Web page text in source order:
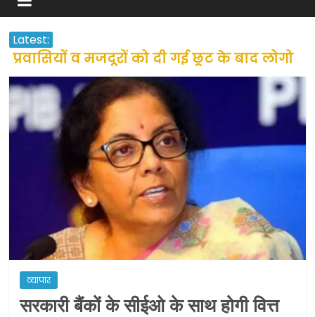
Latest:
प्रवासियों व मजदूरों को दी गई छूट के बाद लोगो
ने कराया पंजीयन: राजस्थान सरकार
शराब और पान की दुकानों को ग्रीन जोन में
खोलने की मिली इजाजत: गृह मंत्रालय
दो हफ्ते के लिए बढ़ाया लॉकडाउन: गृह मंत्रालय
झारखंड के लिए कोटा से रवाना होंगी विशेष ट्रेनें:
सीएम हेमंत सोरेन
उत्तराखंड के अन्य राज्यों में फंसे लोगों की जल्द
होगी घर वापसी
व्यापार
सरकारी बैंकों के सीईओ के साथ होगी वित्त